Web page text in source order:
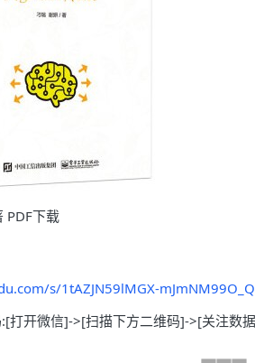
PDF下载
s/1tAZJN59lMGX-mJmNM99O_Q
打开微信]->[扫描下方二维码]->[关注数